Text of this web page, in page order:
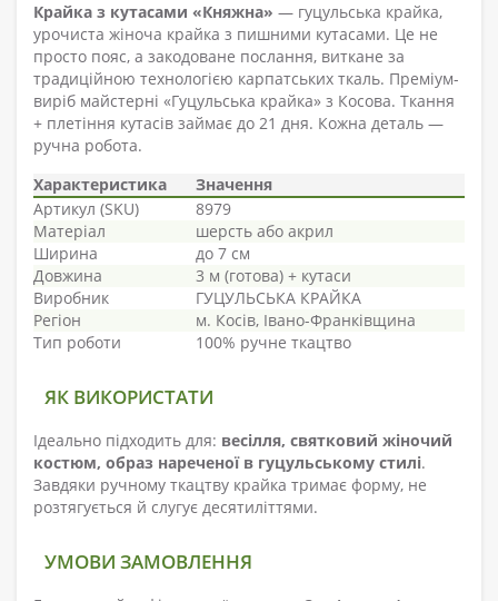
Крайка з кутасами «Княжна» — гуцульська крайка,
урочиста жіноча крайка з пишними кутасами. Це не
просто пояс, а закодоване послання, виткане за
традиційною технологією карпатських ткаль. Преміум-
виріб майстерні «Гуцульська крайка» з Косова. Ткання
+ плетіння кутасів займає до 21 дня. Кожна деталь —
ручна робота.
Характеристика
Значення
Артикул (SKU)
8979
Матеріал
шерсть або акрил
Ширина
до 7 см
Довжина
3 м (готова) + кутаси
Виробник
ГУЦУЛЬСЬКА КРАЙКА
Регіон
м. Косів, Івано-Франківщина
Тип роботи
100% ручне ткацтво
ЯК ВИКОРИСТАТИ
Ідеально підходить для: весілля, святковий жіночий
костюм, образ нареченої в гуцульському стилі.
Завдяки ручному ткацтву крайка тримає форму, не
розтягується й слугує десятиліттями.
УМОВИ ЗАМОВЛЕННЯ